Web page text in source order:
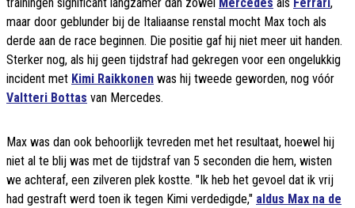
trainingen significant langzamer dan zowel Mercedes als Ferrari,
maar door geblunder bij de Italiaanse renstal mocht Max toch als
derde aan de race beginnen. Die positie gaf hij niet meer uit handen.
Sterker nog, als hij geen tijdstraf had gekregen voor een ongelukkig
incident met Kimi Raikkonen was hij tweede geworden, nog vóór
Valtteri Bottas van Mercedes.
Max was dan ook behoorlijk tevreden met het resultaat, hoewel hij
niet al te blij was met de tijdstraf van 5 seconden die hem, wisten
we achteraf, een zilveren plek kostte. "Ik heb het gevoel dat ik vrij
had gestraft werd toen ik tegen Kimi verdedigde," aldus Max na de